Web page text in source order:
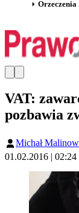
Orzeczenia
VAT:
pozbawia
Michał
01.02.2016 | 02:24